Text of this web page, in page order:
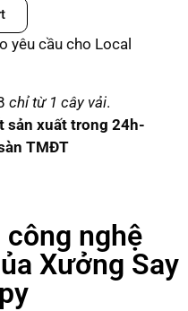
yêu cầu cho Local
chỉ từ 1 cây vải.
sản xuất trong 24h-
TMĐT
công nghệ
Xưởng Say